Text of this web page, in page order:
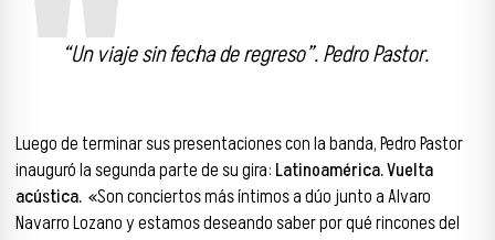
“Un viaje sin fecha de regreso”. Pedro Pastor.
Luego de terminar sus presentaciones con la banda, Pedro Pastor
inauguró la segunda parte de su gira: Latinoamérica. Vuelta
acústica. «Son conciertos más íntimos a dúo junto a Alvaro
Navarro Lozano y estamos deseando saber por qué rincones del